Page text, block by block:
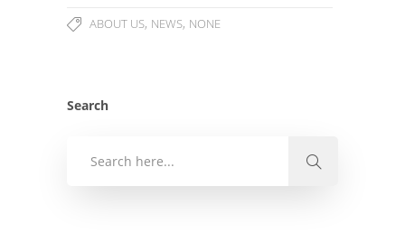
ABOUT US, NEWS, NONE
Search